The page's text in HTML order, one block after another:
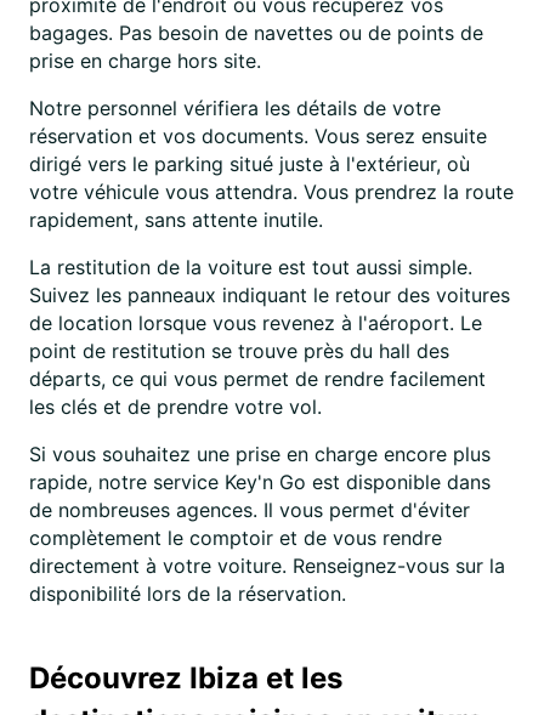
proximité de l'endroit où vous récupérez vos
bagages. Pas besoin de navettes ou de points de
prise en charge hors site.
Notre personnel vérifiera les détails de votre
réservation et vos documents. Vous serez ensuite
dirigé vers le parking situé juste à l'extérieur, où
votre véhicule vous attendra. Vous prendrez la route
rapidement, sans attente inutile.
La restitution de la voiture est tout aussi simple.
Suivez les panneaux indiquant le retour des voitures
de location lorsque vous revenez à l'aéroport. Le
point de restitution se trouve près du hall des
départs, ce qui vous permet de rendre facilement
les clés et de prendre votre vol.
Si vous souhaitez une prise en charge encore plus
rapide, notre service Key'n Go est disponible dans
de nombreuses agences. Il vous permet d'éviter
complètement le comptoir et de vous rendre
directement à votre voiture. Renseignez-vous sur la
disponibilité lors de la réservation.
Découvrez Ibiza et les